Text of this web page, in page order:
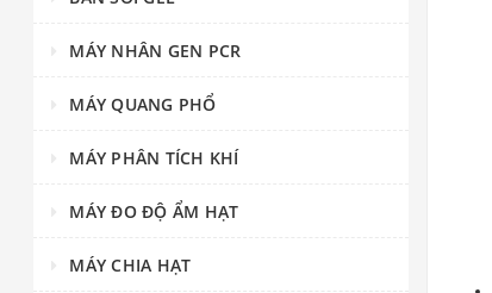
MÁY NHÂN GEN PCR
MÁY QUANG PHỔ
MÁY PHÂN TÍCH KHÍ
MÁY ĐO ĐỘ ẨM HẠT
MÁY CHIA HẠT